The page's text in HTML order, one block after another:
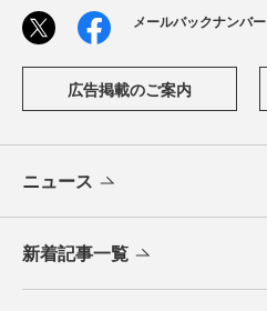
メールバックナンバー
広告掲載のご案内
ニュース
新着記事一覧